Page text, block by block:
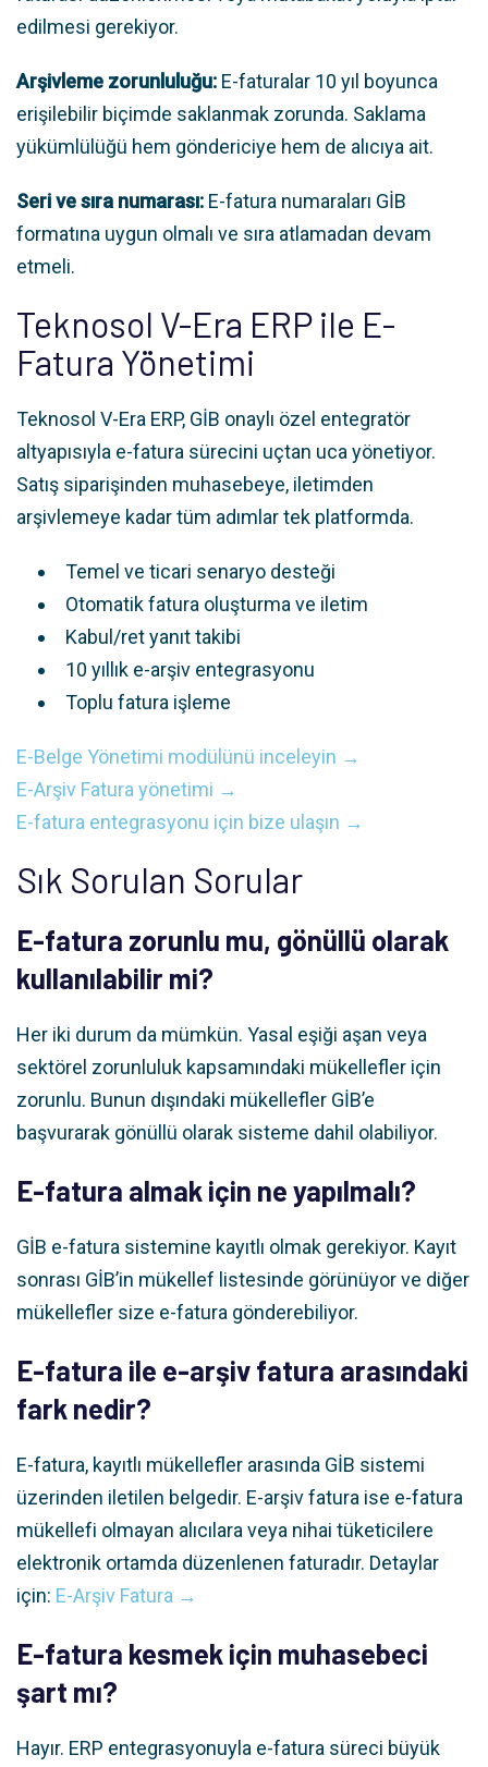
edilmesi gerekiyor.
Arşivleme zorunluluğu: E-faturalar 10 yıl boyunca
erişilebilir biçimde saklanmak zorunda. Saklama
yükümlülüğü hem göndericiye hem de alıcıya ait.
Seri ve sıra numarası: E-fatura numaraları GİB
formatına uygun olmalı ve sıra atlamadan devam
etmeli.
Teknosol V-Era ERP ile E-
Fatura Yönetimi
Teknosol V-Era ERP, GİB onaylı özel entegratör
altyapısıyla e-fatura sürecini uçtan uca yönetiyor.
Satış siparişinden muhasebeye, iletimden
arşivlemeye kadar tüm adımlar tek platformda.
Temel ve ticari senaryo desteği
Otomatik fatura oluşturma ve iletim
Kabul/ret yanıt takibi
10 yıllık e-arşiv entegrasyonu
Toplu fatura işleme
E-Belge Yönetimi modülünü inceleyin →
E-Arşiv Fatura yönetimi →
E-fatura entegrasyonu için bize ulaşın →
Sık Sorulan Sorular
E-fatura zorunlu mu, gönüllü olarak
kullanılabilir mi?
Her iki durum da mümkün. Yasal eşiği aşan veya
sektörel zorunluluk kapsamındaki mükellefler için
zorunlu. Bunun dışındaki mükellefler GİB’e
başvurarak gönüllü olarak sisteme dahil olabiliyor.
E-fatura almak için ne yapılmalı?
GİB e-fatura sistemine kayıtlı olmak gerekiyor. Kayıt
sonrası GİB’in mükellef listesinde görünüyor ve diğer
mükellefler size e-fatura gönderebiliyor.
E-fatura ile e-arşiv fatura arasındaki
fark nedir?
E-fatura, kayıtlı mükellefler arasında GİB sistemi
üzerinden iletilen belgedir. E-arşiv fatura ise e-fatura
mükellefi olmayan alıcılara veya nihai tüketicilere
elektronik ortamda düzenlenen faturadır. Detaylar
için: E-Arşiv Fatura →
E-fatura kesmek için muhasebeci
şart mı?
Hayır. ERP entegrasyonuyla e-fatura süreci büyük